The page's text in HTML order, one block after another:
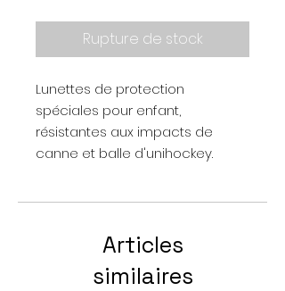
Rupture de stock
Lunettes de protection
spéciales pour enfant,
résistantes aux impacts de
canne et balle d'unihockey.
Articles
similaires